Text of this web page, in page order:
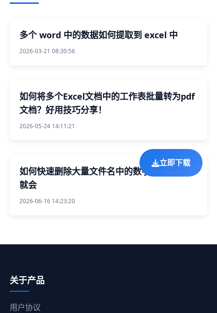
多个 word 中的数据如何提取到 excel 中
2026-03-21 08:30:56
如何将多个Excel文档中的工作表批量转为pdf
文档？好用技巧分享！
2026-05-24 14:11:21
如何快速删除大量文件名中的数字序号？有手
就会
2026-06-16 14:23:20
立即下载
关于产品
用户协议